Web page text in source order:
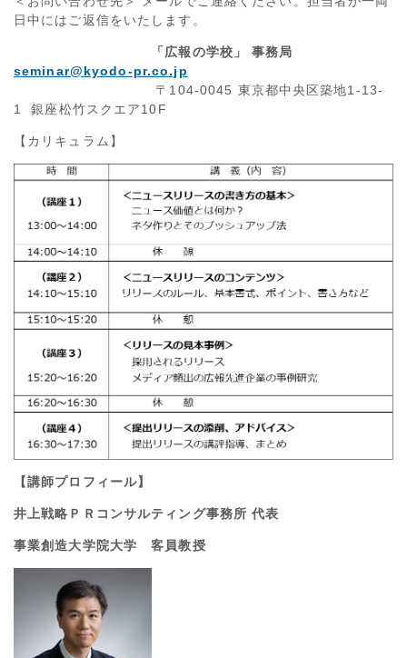
日中にはご返信をいたします。
「広報の学校」 事務局
seminar@kyodo-pr.co.jp
〒104-0045 東京都中央区築地1-13-
1 銀座松竹スクエア10F
【カリキュラム】
【講師プロフィール】
井上戦略ＰＲコンサルティング事務所 代表
事業創造大学院大学 客員教授